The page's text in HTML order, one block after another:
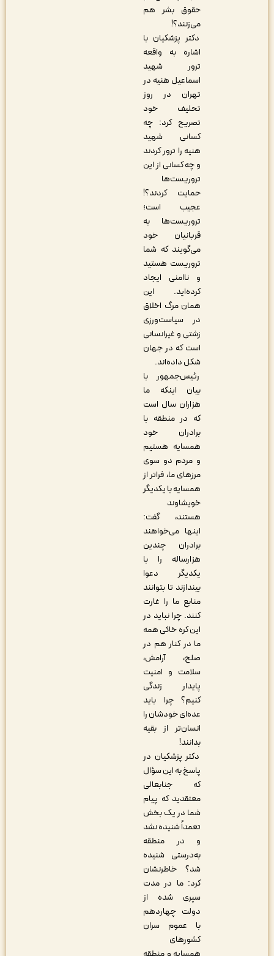
حقوق بشر هم
می‌زنند؟!
دکتر پزشکیان با
اشاره به واقعه
ترور شهید
اسماعیل هنیه در
تهران در روز
تحلیف خود
تصریح کرد: چه
کسانی شهید
هنیه را ترور کردند
و چه کسانی از این
تروریست‌ها
حمایت کردند؟!
عجیب است؛
تروریست‌ها به
قربانیان خود
می‌گویند که شما
تروریست هستید
و ناامنی ایجاد
کرده‌اید. این
همان مرگ اخلاق
در سیاست‌ورزی
زشتی و غیرانسانی
است که در جهان
شکل داده‌اند.
رئیس‌جمهور با
بیان اینکه ما
هزاران سال است
که در منطقه با
برادران خود
همسایه هستیم
و مردم دو سوی
مرزهای ما، فراتر از
همسایه با یکدیگر
خویشاوند
هستند، گفت:
اینها می‌خواهند
برادران چندین
هزارساله را با
یکدیگر دعوا
بیندازند تا بتوانند
منابع ما را غارت
کنند. چرا نباید در
این کره خاکی همه
ما در کنار هم در
صلح، آرامش،
سلامت و امنیت
پایدار زندگی
کنیم؟ چرا باید
عده‌ای خودشان را
انسان‌تر از بقیه
دکتر پزشکیان در
پاسخ به این سؤال
که جنابعالی
معتقدید که پیام
شما در یک بخش
تعمداً شنیده نشد
و در منطقه
به‌درستی شنیده
شد؟ خاطرنشان
کرد: ما در مدت
سپری شده از
دولت چهاردهم
با عموم سران
کشورهای